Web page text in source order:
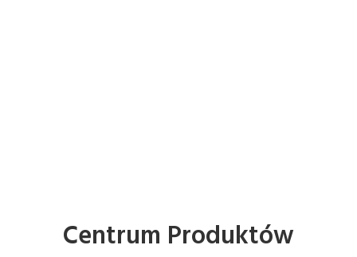
Centrum Produktów